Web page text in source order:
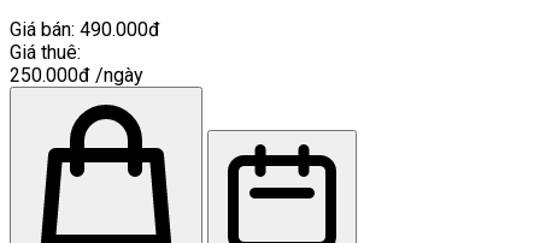
Giá bán: 490.000đ
Giá thuê:
250.000đ /ngày